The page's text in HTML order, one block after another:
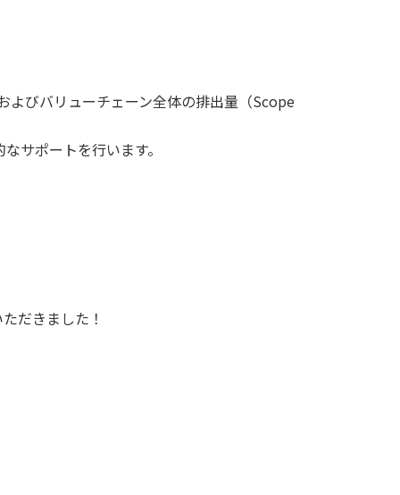
よびバリューチェーン全体の排出量（Scope
サポートを行います。
だきました！